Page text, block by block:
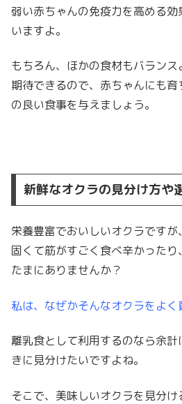
弱い赤ちゃんの免疫力を高める
いますよ。
もちろん、ほかの食材もバラン
期待できるので、赤ちゃんにも
の良い食事を与えましょう。
新鮮なオクラの見分け方や
栄養豊富でおいしいオクラです
固くて筋がすごく食べ辛かった
たまにありませんか？
私は、なぜかそんなオクラをよ
離乳食として利用するのなら余
きに見分けたいですよね。
そこで、美味しいオクラを見分